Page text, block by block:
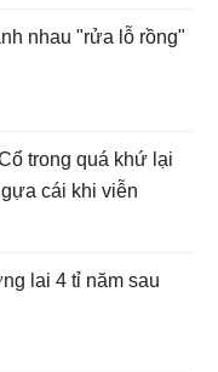
nhau "rửa lỗ rồng"
trong quá khứ lại
cái khi viễn
lai 4 tỉ năm sau